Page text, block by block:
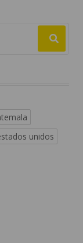
unidos